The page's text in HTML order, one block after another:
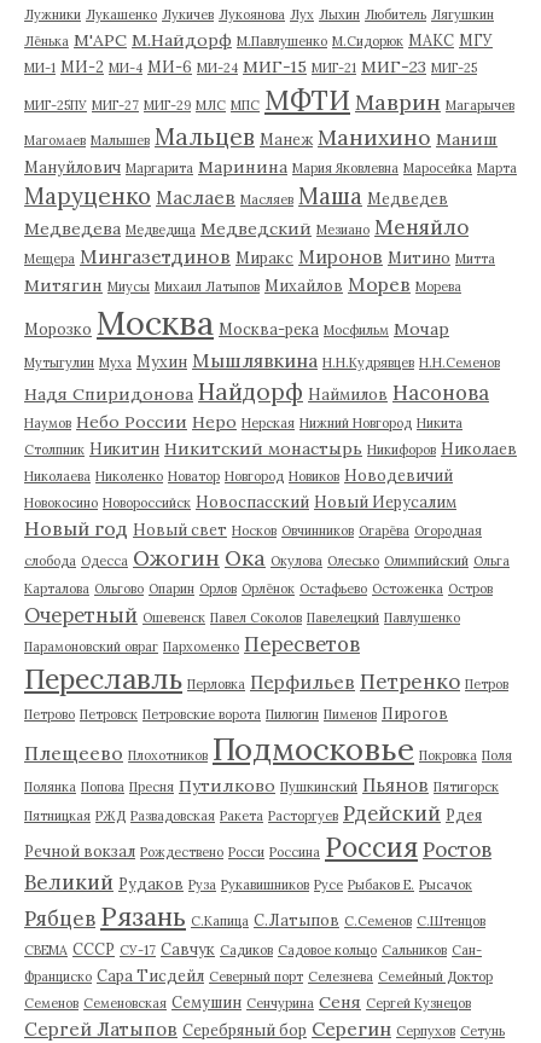
Лужники Лукашенко Лукичев Лукоянова Лух Лыхин Любитель Лягушкин
Лёнька М'АРС М.Найдорф М.Павлушенко М.Сидорюк МАКС МГУ
МИ-1 МИ-2 МИ-4 МИ-6 МИ-24 МИГ-15 МИГ-21 МИГ-23 МИГ-25
МИГ-25ПУ МИГ-27 МИГ-29 МЛС МПС МФТИ Маврин Магарычев
Магомаев Малышев Мальцев Манеж Манихино Маниш
Мануйлович Маргарита Маринина Мария Яковлевна Маросейка Марта
Маруценко Маслаев Масляев Маша Медведев
Медведева Медведица Медведский Мезиано Меняйло
Мещера Мингазетдинов Миракс Миронов Митино Митта
Митягин Миусы Михаил Латыпов Михайлов Морев Морева
Морозко Москва Москва-река Мосфильм Мочар
Мутыгулин Муха Мухин Мышлявкина Н.Н.Кудрявцев Н.Н.Семенов
Надя Спиридонова Найдорф Наймилов Насонова
Наумов Небо России Неро Нерская Нижний Новгород Никита
Столпник Никитин Никитский монастырь Никифоров Николаев
Николаева Николенко Новатор Новгород Новиков Новодевичий
Новокосино Новороссийск Новоспасский Новый Иерусалим
Новый год Новый свет Носков Овчинников Огарёва Огородная
слобода Одесса Ожогин Ока Окулова Олесько Олимпийский Ольга
Карталова Ольгово Опарин Орлов Орлёнок Остафьево Остоженка Остров
Очеретный Ошевенск Павел Соколов Павелецкий Павлушенко
Парамоновский овраг Пархоменко Пересветов
Переславль Перловка Перфильев Петренко Петров
Петрово Петровск Петровские ворота Пилюгин Пименов Пирогов
Плещеево Плохотников Подмосковье Покровка Поля
Полянка Попова Пресня Путилково Пушкинский Пьянов Пятигорск
Пятницкая РЖД Развадовская Ракета Расторгуев Рдейский Рдея
Речной вокзал Рождествено Росси Россина Россия Ростов
Великий Рудаков Руза Рукавишников Русе Рыбаков Е. Рысачок
Рябцев Рязань С.Капица С.Латыпов С.Семенов С.Штенцов
СВЕМА СССР СУ-17 Савчук Садиков Садовое кольцо Сальников Сан-
Франциско Сара Тисдейл Северный порт Селезнева Семейный Доктор
Семенов Семеновская Семушин Сенчурина Сеня Сергей Кузнецов
Сергей Латыпов Серебряный бор Серегин Серпухов Сетунь